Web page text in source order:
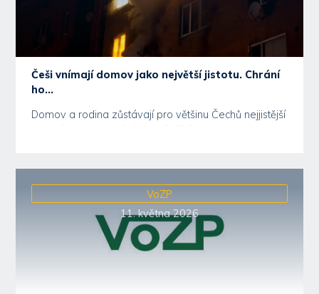
Češi vnímají domov jako největší jistotu. Chrání
ho...
Domov a rodina zůstávají pro většinu Čechů nejjistější
oblastí života. Aktuální data BNP Paribas...
VoZP
11. května 2026